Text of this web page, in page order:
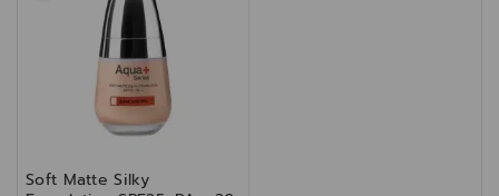
Soft Matte Silky